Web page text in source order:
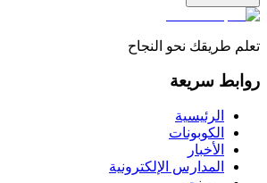
تعلم طريقك نحو النجاح
روابط سريعة
الرئيسية
الكوبونات
الأخبار
المدارس الإلكترونية